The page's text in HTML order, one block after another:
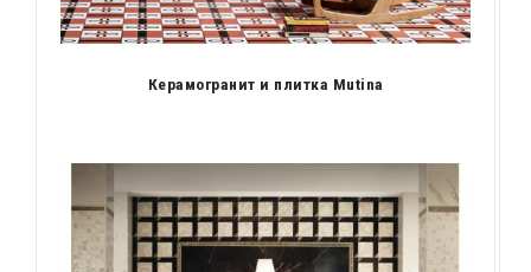
Керамогранит и плитка Mutina